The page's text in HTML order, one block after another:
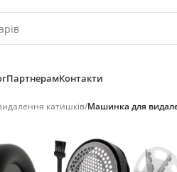
ПартнерамКонтакти
катишків/Машинка для